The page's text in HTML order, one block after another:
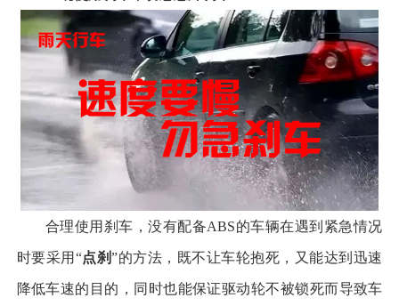
合理使用刹车，没有配备ABS的车辆在遇到紧急情况
时要采用“点刹”的方法，既不让车轮抱死，又能达到迅速
降低车速的目的，同时也能保证驱动轮不被锁死而导致车